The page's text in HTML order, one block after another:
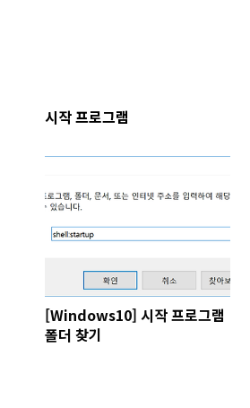
시작 프로그램
[Windows10] 시작 프로그램
폴더 찾기